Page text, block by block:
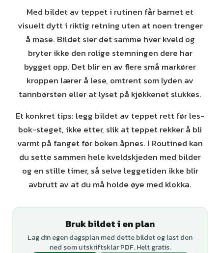
Med bildet av teppet i rutinen får barnet et
visuelt dytt i riktig retning uten at noen trenger
å mase. Bildet sier det samme hver kveld og
bryter ikke den rolige stemningen dere har
bygget opp. Det blir en av flere små markører
kroppen lærer å lese, omtrent som lyden av
tannbørsten eller at lyset på kjøkkenet slukkes.
Et konkret tips: legg bildet av teppet rett før les-
bok-steget, ikke etter, slik at teppet rekker å bli
varmt på fanget før boken åpnes. I Routined kan
du sette sammen hele kveldskjeden med bilder
og en stille timer, så selve leggetiden ikke blir
avbrutt av at du må holde øye med klokka.
Bruk bildet i en plan
Lag din egen dagsplan med dette bildet og last den
ned som utskriftsklar PDF. Helt gratis.